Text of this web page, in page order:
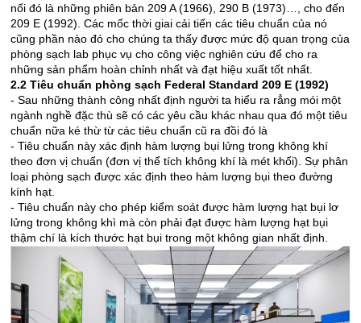
nối đó là những phiên bản 209 A (1966), 290 B (1973)…, cho đến
209 E (1992). Các mốc thời giai cải tiến các tiêu chuẩn của nó
cũng phần nào đó cho chúng ta thấy được mức độ quan trọng của
phòng sạch lab phục vụ cho công việc nghiên cứu để cho ra
những sản phẩm hoàn chỉnh nhất và đạt hiệu xuất tốt nhất.
2.2 Tiêu chuẩn phòng sạch Federal Standard 209 E (1992)
- Sau những thành công nhất định người ta hiểu ra rẳng mói một
ngành nghề đặc thù sẽ có các yêu cầu khác nhau qua đó một tiêu
chuẩn nữa ké thừ từ các tiêu chuẩn cũ ra đồi đó là
- Tiêu chuẩn này xác định hàm lượng bụi lửng trong không khí
theo đơn vị chuẩn (đơn vị thể tích không khí là mét khối). Sự phân
loại phòng sạch được xác định theo hàm lượng bụi theo đường
kính hạt.
- Tiêu chuẩn này cho phép kiểm soát được hàm lượng hạt bụi lơ
lửng trong không khì mà còn phải đạt được hàm lượng hạt bụi
thậm chí là kích thước hạt bụi trong một không gian nhất định.